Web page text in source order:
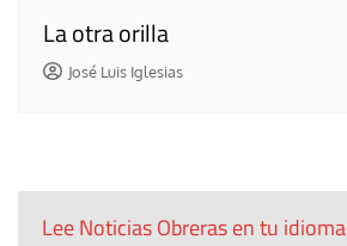
La otra orilla
José Luis Iglesias
Lee Noticias Obreras en tu idioma